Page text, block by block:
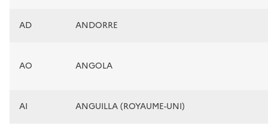
AD ANDORRE
AO ANGOLA
AI ANGUILLA (ROYAUME-UNI)